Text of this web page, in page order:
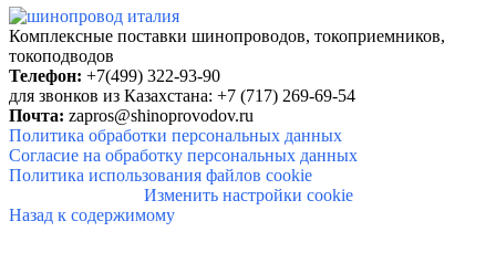
Комплексные поставки шинопроводов, токоприемников,
токоподводов
Телефон: +7(499) 322-93-90
для звонков из Казахстана: +7 (717) 269-69-54
Почта: zapros@shinoprovodov.ru
Политика обработки персональных данных
Согласие на обработку персональных данных
Политика использования файлов cookie
Изменить настройки cookie
Назад к содержимому